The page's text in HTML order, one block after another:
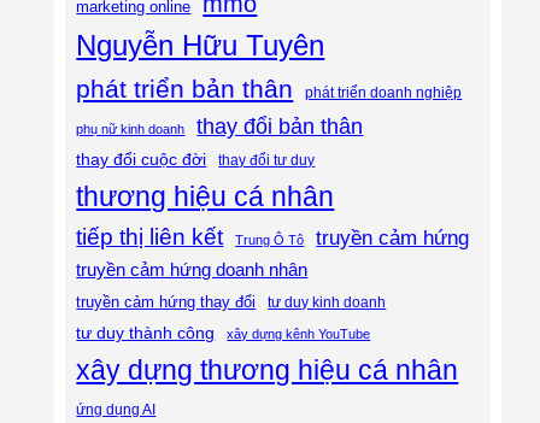
marketing online
Nguyễn Hữu Tuyên
phát triển bản thân phát triển doanh nghiệp
phụ nữ kinh doanh thay đổi bản thân
thay đổi cuộc đời thay đổi tư duy
thương hiệu cá nhân
tiếp thị liên kết Trung Ô Tô truyền cảm hứng
truyền cảm hứng doanh nhân
truyền cảm hứng thay đổi tư duy kinh doanh
tư duy thành công xây dựng kênh YouTube
xây dựng thương hiệu cá nhân
ứng dụng AI